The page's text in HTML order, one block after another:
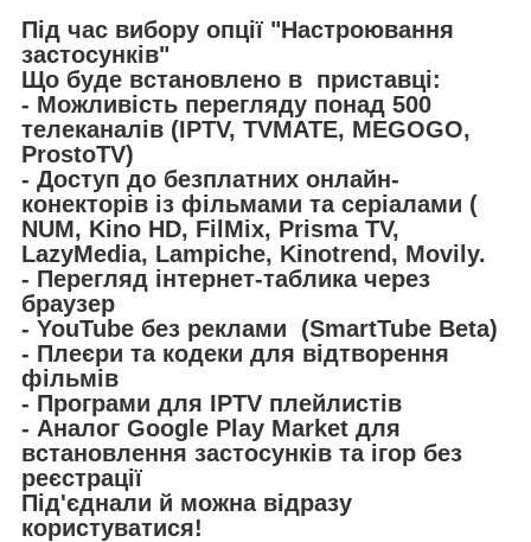
Під час вибору опції "Настроювання
застосунків"
Що буде встановлено в приставці:
- Можливість перегляду понад 500
телеканалів (IPTV, TVMATE, MEGOGO,
ProstoTV)
- Доступ до безплатних онлайн-
конекторів із фільмами та серіалами (
NUM, Kino HD, FilMix, Prisma TV,
LazyMedia, Lampiche, Kinotrend, Movily.
- Перегляд інтернет-таблика через
браузер
- YouTube без реклами (SmartTube Beta)
- Плеєри та кодеки для відтворення
фільмів
- Програми для IPTV плейлистів
- Аналог Google Play Market для
встановлення застосунків та ігор без
реєстрації
Під'єднали й можна відразу
користуватися!